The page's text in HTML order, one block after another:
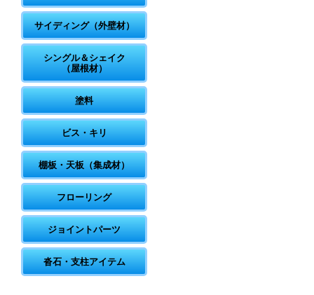
サイディング（外壁材）
シングル＆シェイク
（屋根材）
塗料
ビス・キリ
棚板・天板（集成材）
フローリング
ジョイントパーツ
沓石・支柱アイテム